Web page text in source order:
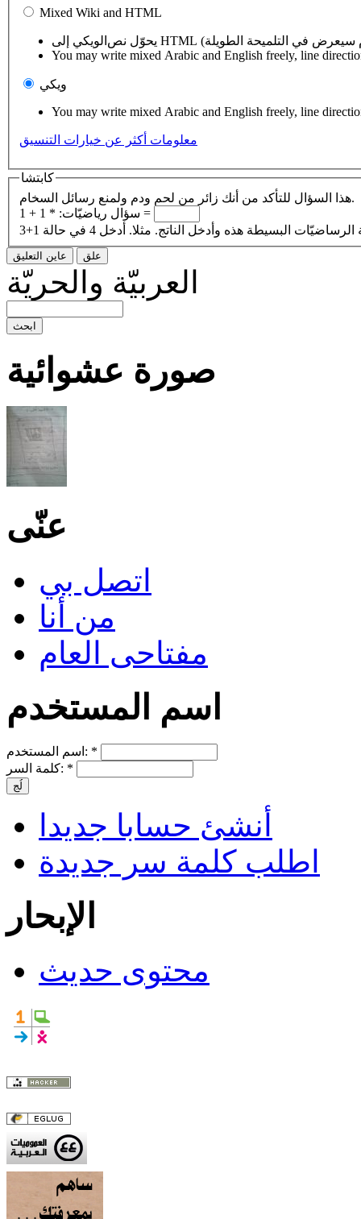
Mixed Wiki and HTML
You may write mixed Arabic and English freely, line
ويكي
You may write mixed Arabic and English freely, line
معلومات أكثر عن خيارات التنسيق
كابتشا
هذا السؤال للتأكد من أنك زائر من لحم ودم ولمنع رسائل السخام.
سؤال رياضيّات: * 1 + 1 =
العربيّة والحريّة
صورة عشوائية
عنّى
اتصل بي
من أنا
مفتاحى العام
اسم المستخدم
اسم المستخدم: *
كلمة السر: *
أنشئ حسابا جديدا
اطلب كلمة سر جديدة
الإبحار
محتوى حديث